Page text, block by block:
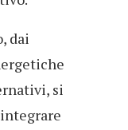
dai
si